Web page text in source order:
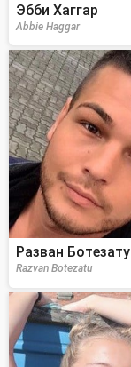
Эбби Хаггар
Abbie Haggar
Разван Ботезату
Razvan Botezatu